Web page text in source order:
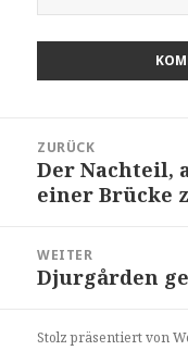
ZURÜCK
Vorheriger
Beitrag:
Der Nachteil,
einer Brücke
WEITER
Nächster
Djurgården
Stolz präsentiert von